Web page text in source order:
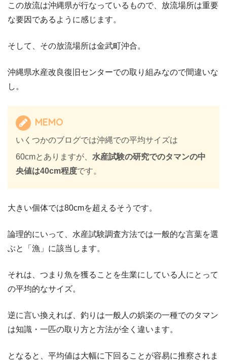
この放流は沖縄県が行なっているもので、放流場所は重要
な要因であるように感じます。
そして、その放流場所は金武町沖合。
沖縄県水産改良復旧センターでの取り組みなので間違いな
し。
MEMO
いくつかのブログでは沖縄での平均サイズは
60cmとありますが、 水産試験の研究でのタマンの中
央値は40cm程度です。
大きい個体では80cmを超えるそうです。
論理的にいって、水産試験調査方法では一般的な言葉を選
ぶと「漁」に該当します。
それは、つまり魚を獲ることを生業にしている人にとって
の平均的なサイズ。
逆に言い換えれば、釣りは一般人の娯楽の一種でのタマン
は知識・一匹の取り方と方法が全く違います。
となると、平均値は大幅に下回ることが容易に推察されま